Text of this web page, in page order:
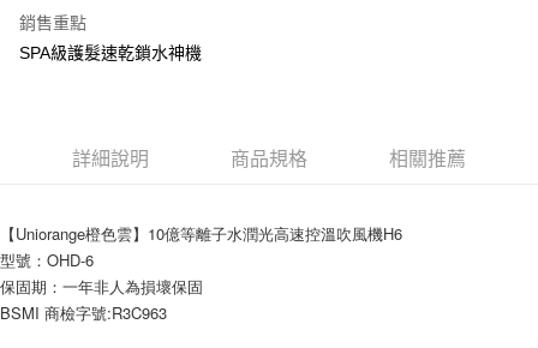
AFTEE先享後付
相關說明
２．便利：只要手機號碼，簡訊認證，即可結帳。
１．於結帳方式選擇「AFTEE先享後付」後，將跳轉至「AFTEE先享後付」
結帳頁面，進行簡訊認證並確認金額後，即可完成結帳。
２．訂單成立數日內，您將收到繳費通知簡訊。
３．收到繳費通知簡訊後14天內，點擊此簡訊中的連結，可透過四大超商／
ATM／網路銀行／等多元方式進行付款，方視為交易完成。
每筆NT$100，滿NT$1,000(含以上)免運費
銷售重點
SPA級護髮速乾鎖水神機
詳細說明 商品規格 相關推薦
【Uniorange橙色雲】10億等離子水潤光高速控溫吹風機H6
型號：OHD-6
保固期：一年非人為損壞保固
BSMI 商檢字號:R3C963